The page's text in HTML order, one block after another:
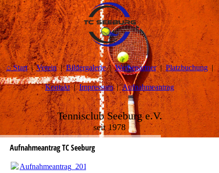
⌂ Start Verein Bildergalerie Werbepartner Platzbuchung
Kontakt Impressum Aufnahmeantrag
Tennisclub Seeburg e.V.
seit 1978
Aufnahmeantrag TC Seeburg
Aufnahmeantrag_2015.pdf